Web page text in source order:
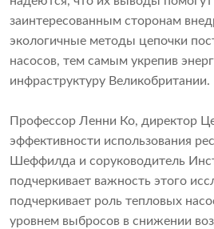
заинтересованным сторонам
экологичные методы цепочки
насосов, тем самым укрепив
инфраструктуру Великобритании.
Профессор Ленни Ко, директор
эффективности использования
Шеффилда и соруководитель
подчеркивает важность этого
подчеркивает роль тепловых
уровнем выбросов в снижении